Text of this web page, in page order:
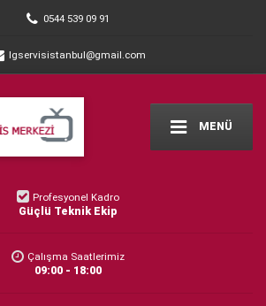
0544 539 09 91
lgservisistanbul@gmail.com
MENÜ
Profesyonel Kadro
Güçlü Teknik Ekip
Çalışma Saatlerimiz
09:00 - 18:00